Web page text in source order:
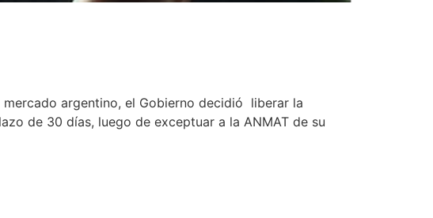
argentino, el Gobierno decidió liberar la
de 30 días, luego de exceptuar a la ANMAT de su